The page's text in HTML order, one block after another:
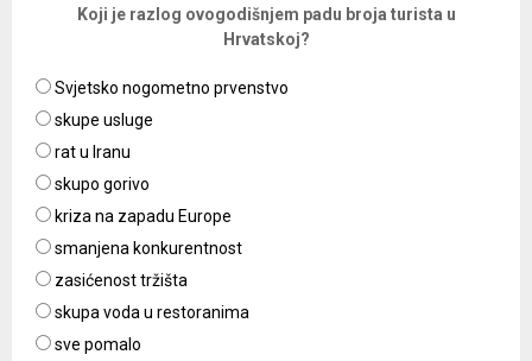
Koji je razlog ovogodišnjem padu broja turista u
Hrvatskoj?
Svjetsko nogometno prvenstvo
skupe usluge
rat u Iranu
skupo gorivo
kriza na zapadu Europe
smanjena konkurentnost
zasićenost tržišta
skupa voda u restoranima
sve pomalo